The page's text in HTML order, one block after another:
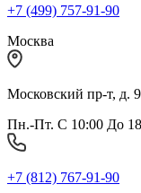
+7 (499) 757-91-90
Москва
Московский пр-т, д.
Пн.-Пт. С 10:00 До
+7 (812) 767-91-90